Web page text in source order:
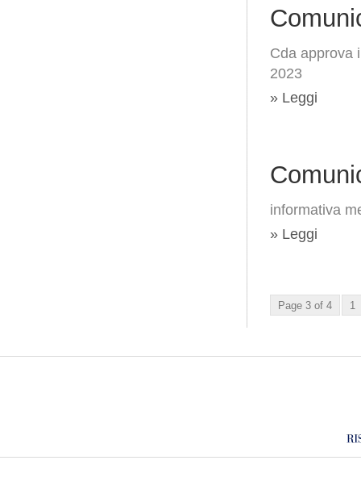
Cda approva
2023
» Leggi
informativa
» Leggi
Page 3 of 4 1